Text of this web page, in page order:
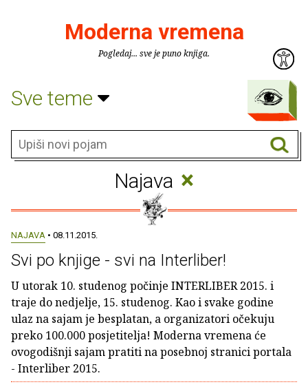
Moderna vremena
Pogledaj... sve je puno knjiga.
Sve teme
Najava ×
NAJAVA • 08.11.2015.
Svi po knjige - svi na Interliber!
U utorak 10. studenog počinje INTERLIBER 2015. i
traje do nedjelje, 15. studenog. Kao i svake godine
ulaz na sajam je besplatan, a organizatori očekuju
preko 100.000 posjetitelja! Moderna vremena će
ovogodišnji sajam pratiti na posebnoj stranici portala
- Interliber 2015.